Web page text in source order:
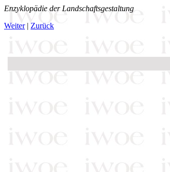
Enzyklopädie der Landschaftsgestaltung
Weiter| Zurück